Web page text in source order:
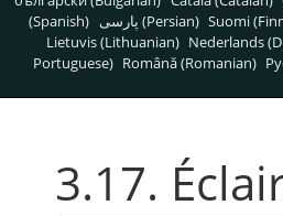
(Spanish)
پارسی (Persian) Suomi
Lietuvis (Lithuanian) Nederlands
Portuguese) Română (Romanian)
3.17.